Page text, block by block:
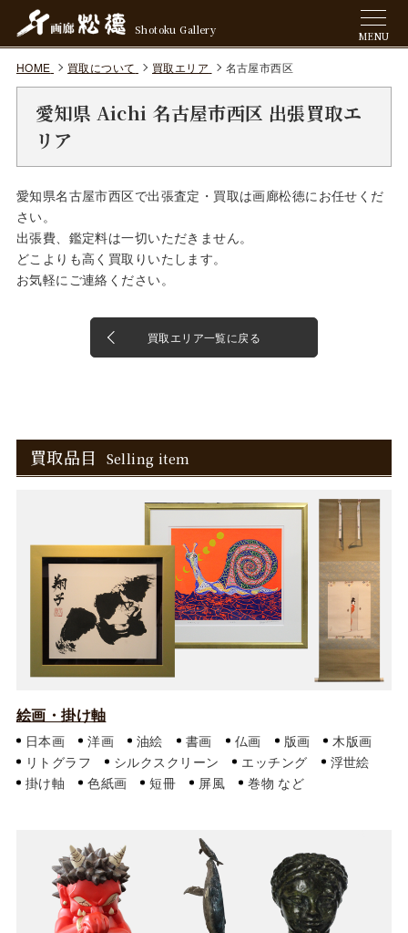
Shotoku Gallery MENU
HOME 買取について 買取エリア 名古屋市西区
愛知県 Aichi 名古屋市西区 出張買取エ
リア
愛知県名古屋市西区で出張査定・買取は画廊松徳にお任せくだ
さい。
出張費、鑑定料は一切いただきません。
どこよりも高く買取りいたします。
お気軽にご連絡ください。
買取エリア一覧に戻る
買取品目 Selling item
絵画・掛け軸
日本画 洋画 油絵 書画 仏画 版画
木版画
リトグラフ
シルクスクリーン エッチング
浮世絵
掛け軸
色紙画 短冊 屏風 巻物